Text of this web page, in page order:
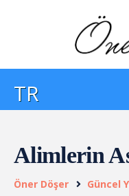
TR
Alimlerin
Öner Döşer Güncel